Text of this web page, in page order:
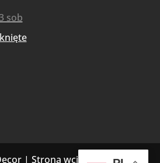
sob
| Strona wciągnięta do sieć